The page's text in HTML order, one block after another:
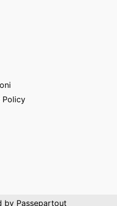
Policy
by Passepartout